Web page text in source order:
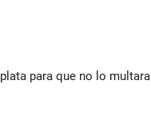
para que no lo multara